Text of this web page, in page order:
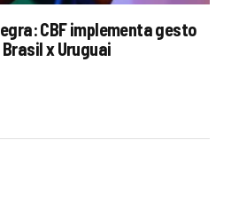
CBF implementa gesto
x Uruguai